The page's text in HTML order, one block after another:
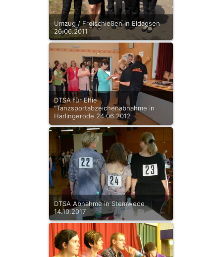
Umzug / Freischießen in Eldagsen
26.06.2011
DTSA für Elfie
"Tanzsportabzeichenabnahme in
Harlingerode 24.06.2012
DTSA Abnahme in Stemwede
14.10.2017